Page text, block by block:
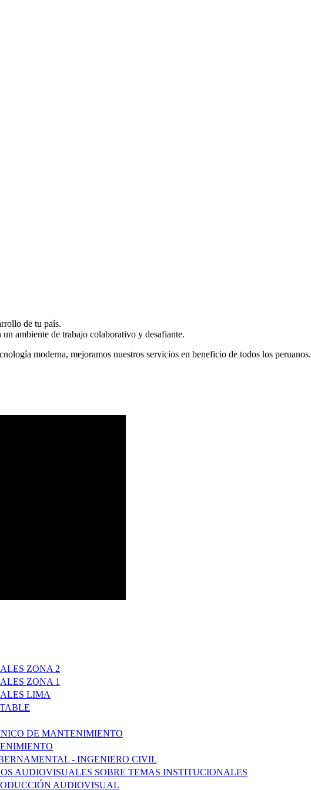
de tu país.
ambiente de trabajo colaborativo y desafiante.
moderna, mejoramos nuestros servicios en beneficio de todos los peruanos.
ZONA 2
ZONA 1
LIMA
DE MANTENIMIENTO
- INGENIERO CIVIL
AUDIOVISUALES SOBRE TEMAS INSTITUCIONALES
AUDIOVISUAL